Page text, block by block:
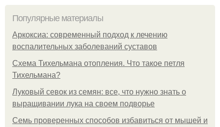
Популярные материалы
Аркоксиа: современный подход к лечению
воспалительных заболеваний суставов
Схема Тихельмана отопления. Что такое петля
Тихельмана?
Луковый севок из семян: все, что нужно знать о
выращивании лука на своем подворье
Семь проверенных способов избавиться от мышей и